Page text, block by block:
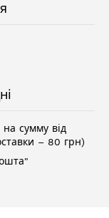
сумму від
– 80 грн)